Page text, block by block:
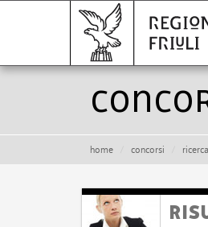
home concorsi ricerca